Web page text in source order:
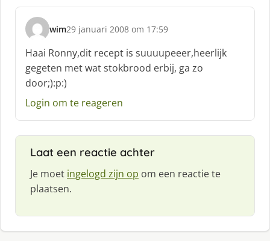
e
f
:
wim
s
c
h
r
e
e
:
29 januari 2008 om 17:59
Haai Ronny,dit recept is suuuupeeer,heerlijk
gegeten met wat stokbrood erbij, ga zo
door;):p:)
Login om te reageren
Laat een reactie achter
Je moet ingelogd zijn op om een reactie te
plaatsen.